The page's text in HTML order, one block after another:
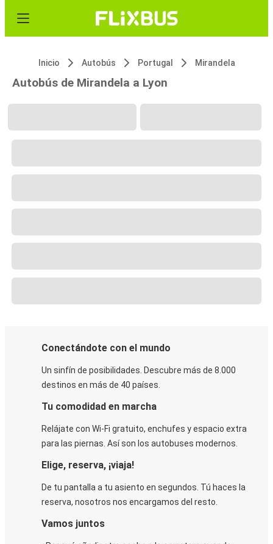
Inicio Autobús Portugal Mirandela
Autobús de Mirandela a Lyon
Conectándote con el mundo
Un sinfín de posibilidades. Descubre más de 8.000
destinos en más de 40 países.
Tu comodidad en marcha
Relájate con Wi-Fi gratuito, enchufes y espacio extra
para las piernas. Así son los autobuses modernos.
Elige, reserva, ¡viaja!
De tu pantalla a tu asiento en segundos. Tú haces la
reserva, nosotros nos encargamos del resto.
Vamos juntos